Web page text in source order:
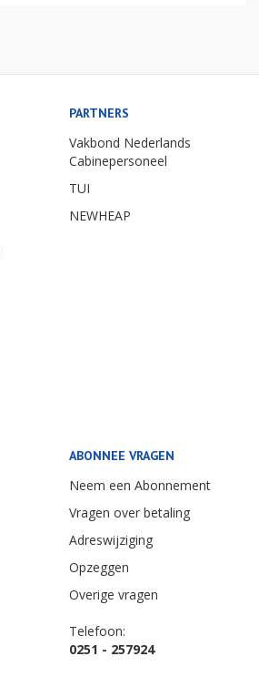
PARTNERS
Vakbond Nederlands
Cabinepersoneel
TUI
NEWHEAP
ABONNEE VRAGEN
Neem een Abonnement
Vragen over betaling
Adreswijziging
Opzeggen
Overige vragen
Telefoon:
0251 - 257924